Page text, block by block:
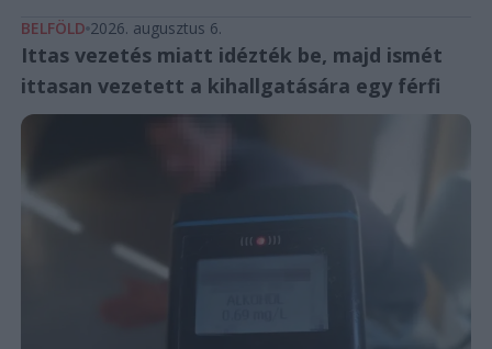
BELFÖLD 2026. augusztus 6.
Ittas vezetés miatt idézték be, majd ismét
ittasan vezetett a kihallgatására egy férfi